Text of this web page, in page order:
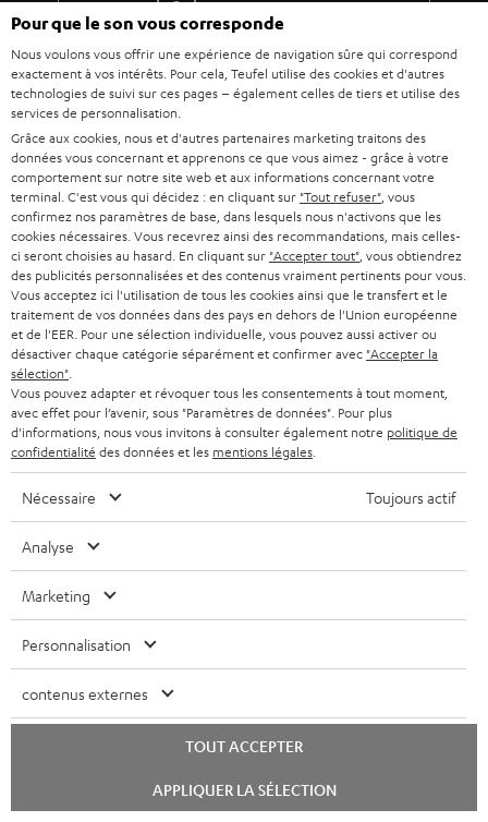
i
v
e
s
à
l
a
g
a
r
a
t
i
e
Retours sans frais
Plus de 45 ans d'expertise
Teufel adhère à la Fédération du e-commerce et de la vente à distance (Fevad) et à sa charte
qualité. La Fevad est membre du réseau européen Ecommerce Europe Trustmark.
Le Blog Teufel
Technologies audio, modes, conseils & astuces
Questions fréquemment posées
CONTACT
chat
Pour que le son vous corresponde
Nous voulons vous offrir une expérience de navigation sûre qui correspond
exactement à vos intérêts. Pour cela, Teufel utilise des cookies et d'autres
technologies de suivi sur ces pages – également celles de tiers et utilise des
services de personnalisation.
Grâce aux cookies, nous et d'autres partenaires marketing traitons des
données vous concernant et apprenons ce que vous aimez - grâce à votre
comportement sur notre site web et aux informations concernant votre
terminal. C'est vous qui décidez : en cliquant sur "Tout refuser" , vous
confirmez nos paramètres de base, dans lesquels nous n'activons que les
cookies nécessaires. Vous recevrez ainsi des recommandations, mais celles-
ci seront choisies au hasard. En cliquant sur "Accepter tout" , vous obtiendrez
des publicités personnalisées et des contenus vraiment pertinents pour vous.
Vous acceptez ici l'utilisation de tous les cookies ainsi que le transfert et le
traitement de vos données dans des pays en dehors de l'Union européenne
et de l'EER. Pour une sélection individuelle, vous pouvez aussi activer ou
désactiver chaque catégorie séparément et confirmer avec "Accepter la
sélection"
Vous pouvez adapter et révoquer tous les consentements à tout moment,
avec effet pour l’avenir, sous "Paramètres de données". Pour plus
d'informations, nous vous invitons à consulter également notre politique de
confidentialité des données et les mentions légales
Nécessaire Toujours actif
Analyse
Marketing
Personnalisation
contenus externes
TOUT ACCEPTER
APPLIQUER LA SÉLECTION